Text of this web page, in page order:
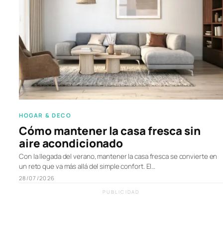
HOGAR & DECO
Cómo mantener la casa fresca sin
aire acondicionado
Con la llegada del verano, mantener la casa fresca se convierte en
un reto que va más allá del simple confort. El…
28/07/2026
PUBLICIDAD